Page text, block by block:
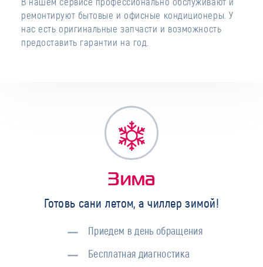
ремонтируют бытовые и офисные кондиционеры. У
нас есть оригинальные запчасти и возможность
предоставить гарантии на год.
Зима
Готовь сани летом, а чиллер зимой!
Приедем в день обращения
Бесплатная диагностика